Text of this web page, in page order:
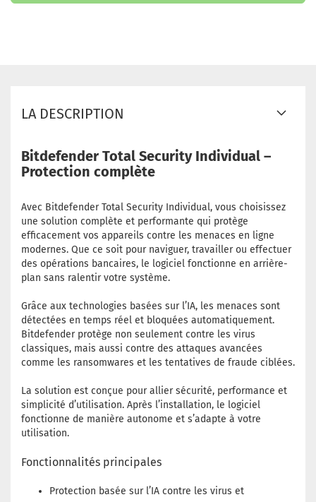
LA DESCRIPTION
Bitdefender Total Security Individual –
Protection complète
Avec Bitdefender Total Security Individual, vous choisissez
une solution complète et performante qui protège
efficacement vos appareils contre les menaces en ligne
modernes. Que ce soit pour naviguer, travailler ou effectuer
des opérations bancaires, le logiciel fonctionne en arrière-
plan sans ralentir votre système.
Grâce aux technologies basées sur l’IA, les menaces sont
détectées en temps réel et bloquées automatiquement.
Bitdefender protège non seulement contre les virus
classiques, mais aussi contre des attaques avancées
comme les ransomwares et les tentatives de fraude ciblées.
La solution est conçue pour allier sécurité, performance et
simplicité d’utilisation. Après l’installation, le logiciel
fonctionne de manière autonome et s’adapte à votre
utilisation.
Fonctionnalités principales
Protection basée sur l’IA contre les virus et